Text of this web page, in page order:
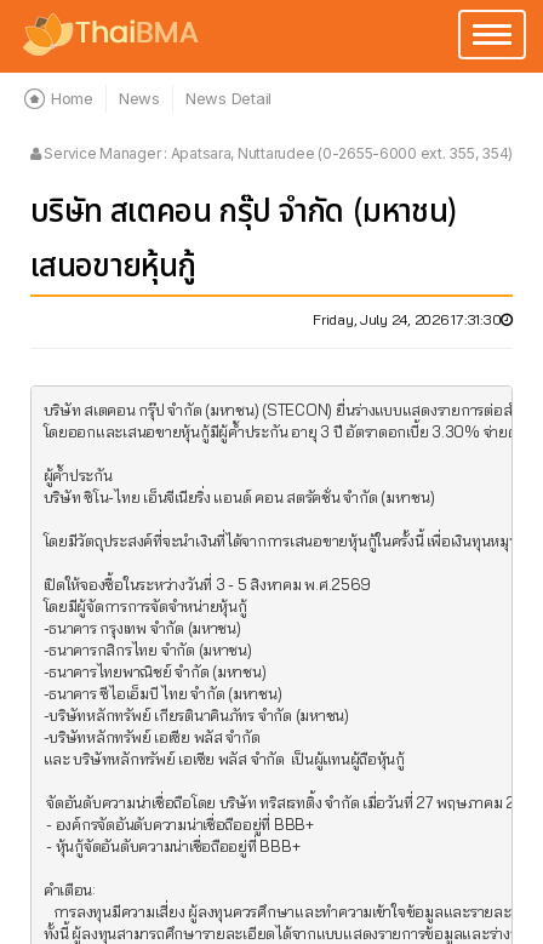
Toggle
Home News News Detail
Service Manager : Apatsara, Nuttarudee (0-2655-6000 ext. 355, 354)
บริษัท สเตคอน กรุ๊ป จำกัด (มหาชน)
เสนอขายหุ้นกู้
Friday, July 24, 2026 17:31:30
บริษัท สเตคอน กรุ๊ป จำกัด (มหาชน) (STECON) ยื่นร่างแบบแสดงรายการต่อสำ
โดยออกและเสนอขายหุ้นกู้มีผู้ค้ำประกัน อายุ 3 ปี อัตราดอกเบี้ย 3.30% จ่ายดอก
ผู้ค้ำประกัน
บริษัท ซิโน-ไทย เอ็นจีเนียริ่ง แอนด์ คอน สตรัคชั่น จำกัด (มหาชน)
โดยมีวัตถุประสงค์ที่จะนำเงินที่ได้จากการเสนอขายหุ้นกู้ในครั้งนี้ เพื่อเงินทุนหมุน
เปิดให้จองซื้อในระหว่างวันที่ 3 - 5 สิงหาคม พ.ศ.2569
โดยมีผู้จัดการการจัดจำหน่ายหุ้นกู้
-ธนาคาร กรุงเทพ จำกัด (มหาชน)
-ธนาคารกสิกรไทย จำกัด (มหาชน)
-ธนาคารไทยพาณิชย์ จำกัด (มหาชน)
-ธนาคาร ซีไอเอ็มบี ไทย จำกัด (มหาชน)
-บริษัทหลักทรัพย์ เกียรตินาคินภัทร จำกัด (มหาชน)
-บริษัทหลักทรัพย์ เอเซีย พลัส จำกัด
และ บริษัทหลักทรัพย์ เอเซีย พลัส จำกัด  เป็นผู้แทนผู้ถือหุ้นกู้
จัดอันดับความน่าเชื่อถือโดย บริษัท ทริสเรทติ้ง จำกัด เมื่อวันที่ 27 พฤษภาคม
- องค์กรจัดอันดับความน่าเชื่อถืออยู่ที่ BBB+
- หุ้นกู้จัดอันดับความน่าเชื่อถืออยู่ที่ BBB+
คำเตือน:
การลงทุนมีความเสี่ยง ผู้ลงทุนควรศึกษาและทำความเข้าใจข้อมูลและรายละเ
ทั้งนี้ ผู้ลงทุนสามารถศึกษารายละเอียดได้จากแบบแสดงรายการข้อมูลและร่างหนั